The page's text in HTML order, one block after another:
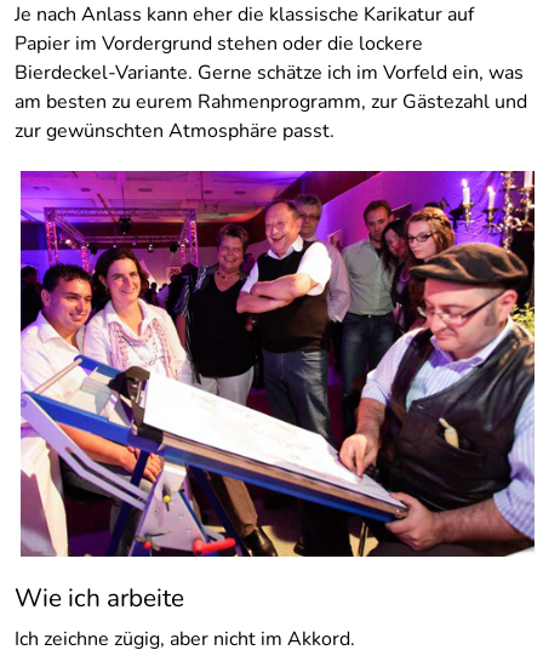
Je nach Anlass kann eher die klassische Karikatur auf
Papier im Vordergrund stehen oder die lockere
Bierdeckel-Variante. Gerne schätze ich im Vorfeld ein, was
am besten zu eurem Rahmenprogramm, zur Gästezahl und
zur gewünschten Atmosphäre passt.
Wie ich arbeite
Ich zeichne zügig, aber nicht im Akkord.